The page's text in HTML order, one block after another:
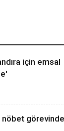
için emsal
görevinde